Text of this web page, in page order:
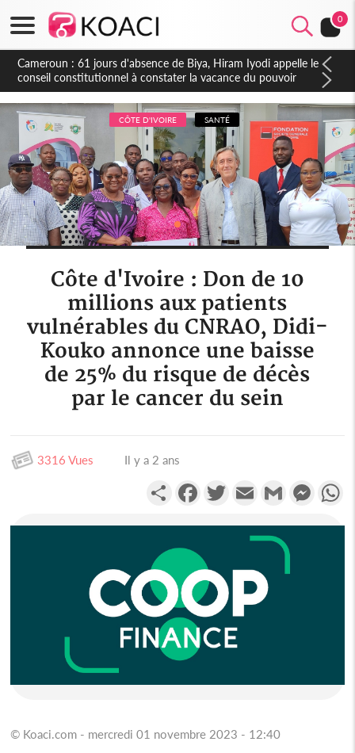
0
Côte d'Ivoire : Fin de la pagaille au PDCI-RDA, Lessiehi bannit
les mouvements sauvages
CÔTE D'IVOIRE SANTÉ
Côte d'Ivoire : Don de 10
millions aux patients
vulnérables du CNRAO, Didi-
Kouko annonce une baisse
de 25% du risque de décès
par le cancer du sein
3316 Vues Il y a 2 ans
PartagerFacebookTwitterEmail Gmail
© Koaci.com - mercredi 01 novembre 2023 - 12:40